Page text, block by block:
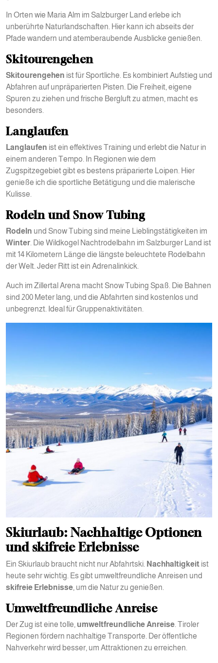
In Orten wie Maria Alm im Salzburger Land erlebe ich
unberührte Naturlandschaften. Hier kann ich abseits der
Pfade wandern und atemberaubende Ausblicke genießen.
Skitourengehen
Skitourengehen ist für Sportliche. Es kombiniert Aufstieg und
Abfahren auf unpräparierten Pisten. Die Freiheit, eigene
Spuren zu ziehen und frische Bergluft zu atmen, macht es
besonders.
Langlaufen
Langlaufen ist ein effektives Training und erlebt die Natur in
einem anderen Tempo. In Regionen wie dem
Zugspitzegebiet gibt es bestens präparierte Loipen. Hier
genieße ich die sportliche Betätigung und die malerische
Kulisse.
Rodeln und Snow Tubing
Rodeln und Snow Tubing sind meine Lieblingstätigkeiten im
Winter. Die Wildkogel Nachtrodelbahn im Salzburger Land ist
mit 14 Kilometern Länge die längste beleuchtete Rodelbahn
der Welt. Jeder Ritt ist ein Adrenalinkick.
Auch im Zillertal Arena macht Snow Tubing Spaß. Die Bahnen
sind 200 Meter lang, und die Abfahrten sind kostenlos und
unbegrenzt. Ideal für Gruppenaktivitäten.
Skiurlaub: Nachhaltige Optionen
und skifreie Erlebnisse
Ein Skiurlaub braucht nicht nur Abfahrtski. Nachhaltigkeit ist
heute sehr wichtig. Es gibt umweltfreundliche Anreisen und
skifreie Erlebnisse, um die Natur zu genießen.
Umweltfreundliche Anreise
Der Zug ist eine tolle, umweltfreundliche Anreise. Tiroler
Regionen fördern nachhaltige Transporte. Der öffentliche
Nahverkehr wird besser, um Attraktionen zu erreichen.